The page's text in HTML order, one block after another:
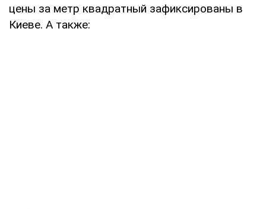
цены за метр квадратный зафиксированы в
Киеве. А также: